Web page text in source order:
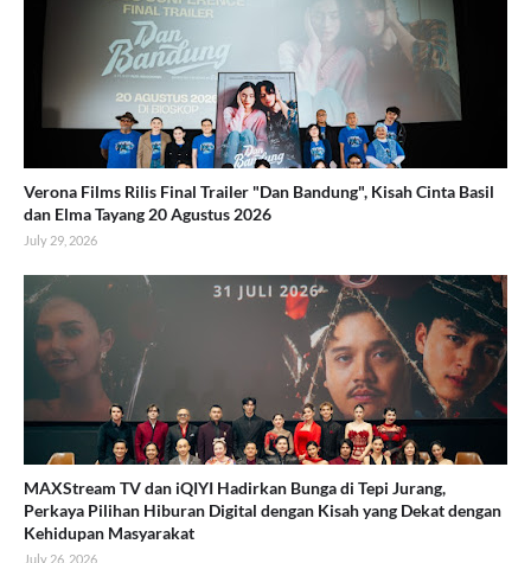
Verona Films Rilis Final Trailer "Dan Bandung", Kisah Cinta Basil
dan Elma Tayang 20 Agustus 2026
July 29, 2026
MAXStream TV dan iQIYI Hadirkan Bunga di Tepi Jurang,
Perkaya Pilihan Hiburan Digital dengan Kisah yang Dekat dengan
Kehidupan Masyarakat
July 26, 2026